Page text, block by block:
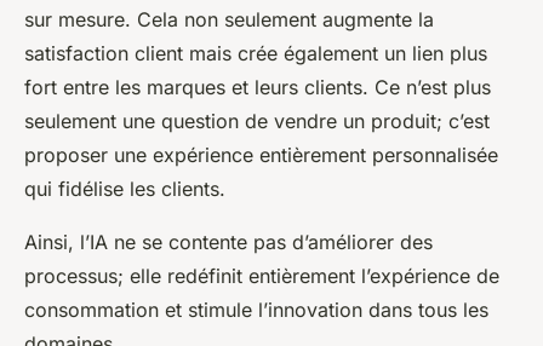
sur mesure. Cela non seulement augmente la
satisfaction client mais crée également un lien plus
fort entre les marques et leurs clients. Ce n’est plus
seulement une question de vendre un produit; c’est
proposer une expérience entièrement personnalisée
qui fidélise les clients.
Ainsi, l’IA ne se contente pas d’améliorer des
processus; elle redéfinit entièrement l’expérience de
consommation et stimule l’innovation dans tous les